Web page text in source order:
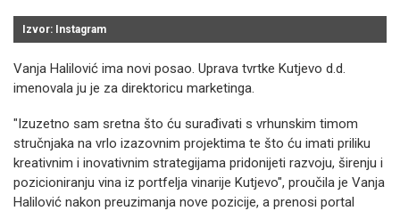
Izvor: Instagram
Vanja Halilović ima novi posao. Uprava tvrtke Kutjevo d.d.
imenovala ju je za direktoricu marketinga.
"Izuzetno sam sretna što ću surađivati s vrhunskim timom
stručnjaka na vrlo izazovnim projektima te što ću imati priliku
kreativnim i inovativnim strategijama pridonijeti razvoju, širenju i
pozicioniranju vina iz portfelja vinarije Kutjevo", proučila je Vanja
Halilović nakon preuzimanja nove pozicije, a prenosi portal